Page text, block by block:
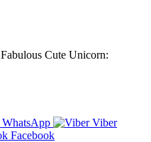
Fabulous Cute Unicorn:
WhatsApp
Viber
Facebook